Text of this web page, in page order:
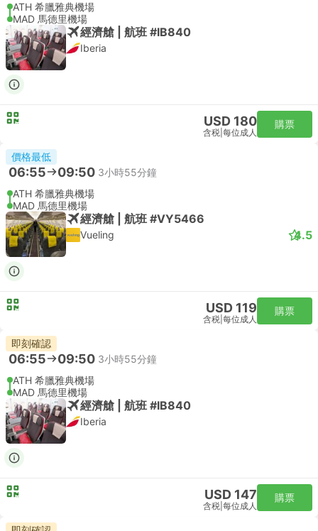
ATH 希臘雅典機場
MAD 馬德里機場
經濟艙 | 航班 #IB840
Iberia
USD 180
含税 每位成人
購票
價格最低
06:55 09:50 3小時55分鐘
ATH 希臘雅典機場
MAD 馬德里機場
經濟艙 | 航班 #VY5466
Vueling 4.5
USD 119
含税 每位成人
購票
即刻確認
06:55 09:50 3小時55分鐘
ATH 希臘雅典機場
MAD 馬德里機場
經濟艙 | 航班 #IB840
Iberia
USD 147
含税 每位成人
購票